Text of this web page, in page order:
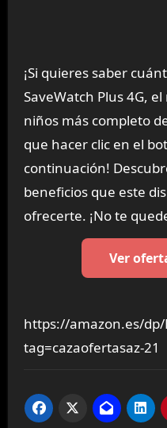
¡Si quieres saber
SaveWatch Plus 4G,
niños más completo
que hacer clic en el
continuación!
beneficios que este
ofrecerte. ¡No te
Ver
https://amazon.es/dp/
tag=cazaofertasaz-21